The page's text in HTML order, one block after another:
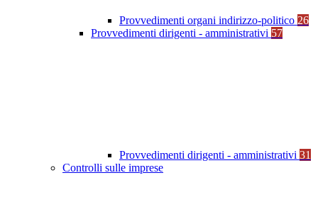
Provvedimenti organi indirizzo-politico 26
Provvedimenti dirigenti - amministrativi 57
Provvedimenti dirigenti - amministrativi 31
Controlli sulle imprese